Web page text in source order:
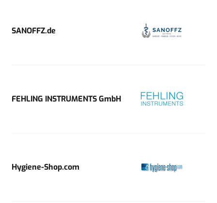
SANOFFZ.de
FEHLING INSTRUMENTS GmbH
Hygiene-Shop.com